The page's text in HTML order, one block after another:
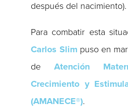
después del nacimiento).
Para combatir esta
Carlos Slimpuso en
deAtención
Crecimiento y
(AMANECE®).